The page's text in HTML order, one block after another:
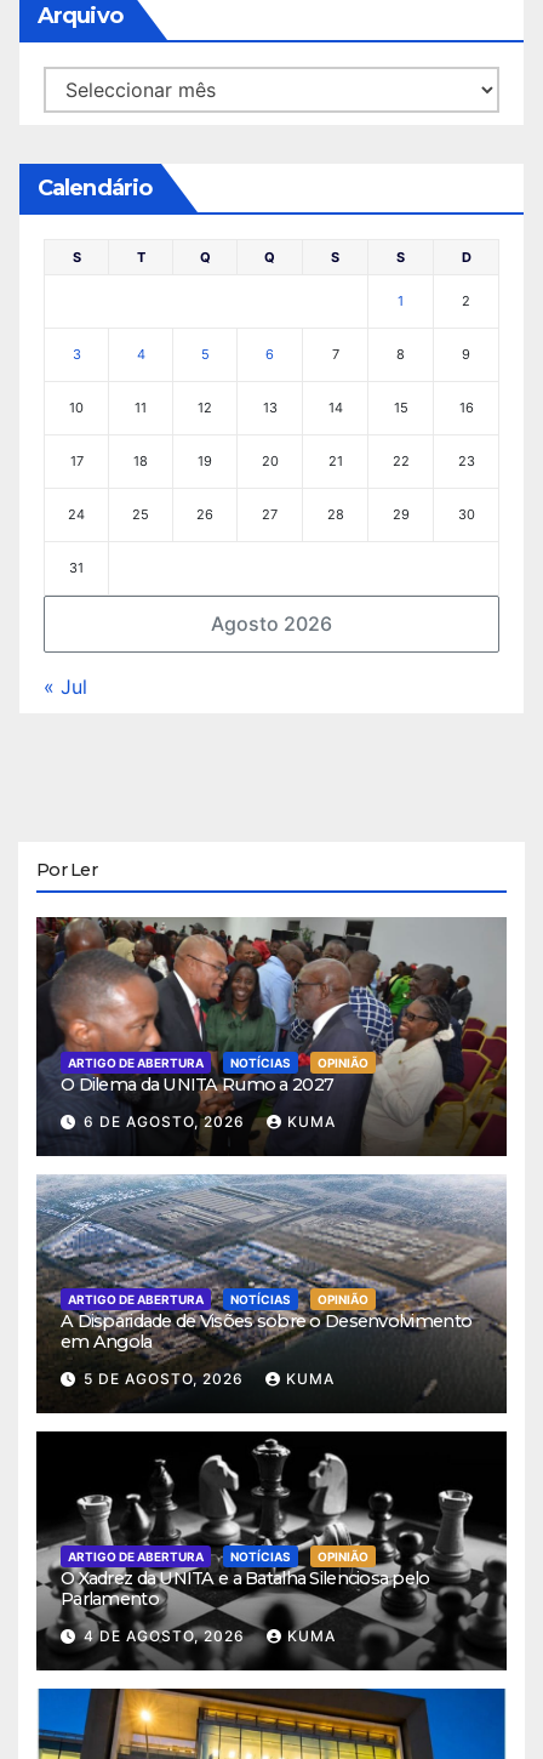
Arquivo
Arquivo
Calendário
Agosto 2026
S T Q Q S S D
1 2
3 4 5 6 7 8 9
10 11 12 13 14 15 16
17 18 19 20 21 22 23
24 25 26 27 28 29 30
31
« Jul
Por Ler
ARTIGO DE ABERTURA NOTÍCIAS OPINIÃO
O Dilema da UNITA Rumo a 2027
6 DE AGOSTO, 2026 KUMA
ARTIGO DE ABERTURA NOTÍCIAS OPINIÃO
A Disparidade de Visões sobre o Desenvolvimento
em Angola
5 DE AGOSTO, 2026 KUMA
ARTIGO DE ABERTURA NOTÍCIAS OPINIÃO
O Xadrez da UNITA e a Batalha Silenciosa pelo
Parlamento
4 DE AGOSTO, 2026 KUMA